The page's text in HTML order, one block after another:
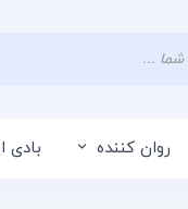
روان کننده